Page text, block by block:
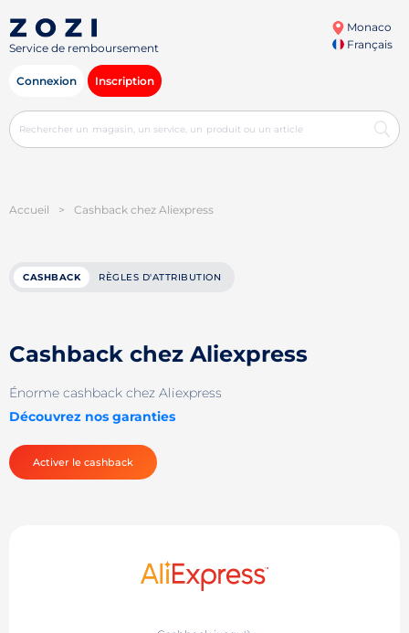
Service de remboursement
Monaco
Français
Connexion Inscription
Accueil > Cashback chez Aliexpress
CASHBACK RÈGLES D'ATTRIBUTION
Cashback chez Aliexpress
Énorme cashback chez Aliexpress
Découvrez nos garanties
Activer le cashback